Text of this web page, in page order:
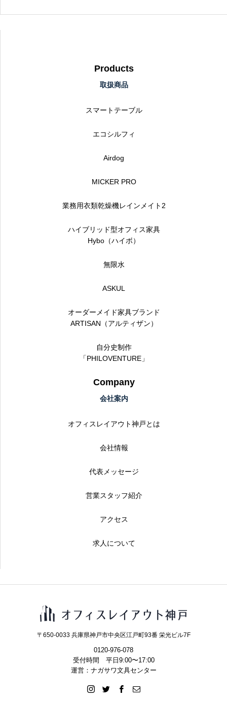
Products
取扱商品
スマートテーブル
エコシルフィ
Airdog
MICKER PRO
業務用衣類乾燥機レインメイト2
ハイブリッド型オフィス家具
Hybo（ハイボ）
無限水
ASKUL
オーダーメイド家具ブランド
ARTISAN（アルティザン）
自分史制作
「PHILOVENTURE」
Company
会社案内
オフィスレイアウト神戸とは
会社情報
代表メッセージ
営業スタッフ紹介
アクセス
求人について
〒650-0033 兵庫県神戸市中央区江戸町93番 栄光ビル7F
0120-976-078
受付時間 平日9:00〜17:00
運営：ナガサワ文具センター